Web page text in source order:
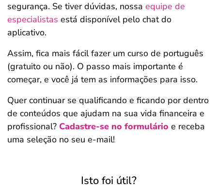
segurança. Se tiver dúvidas, nossa equipe de
especialistas está disponível pelo chat do
aplicativo.
Assim, fica mais fácil fazer um curso de português
(gratuito ou não). O passo mais importante é
começar, e você já tem as informações para isso.
Quer continuar se qualificando e ficando por dentro
de conteúdos que ajudam na sua vida financeira e
profissional? Cadastre-se no formulário e receba
uma seleção no seu e-mail!
Isto foi útil?